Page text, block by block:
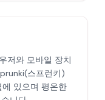
저와 모바일 장치
스프런키)
있으며 평온한